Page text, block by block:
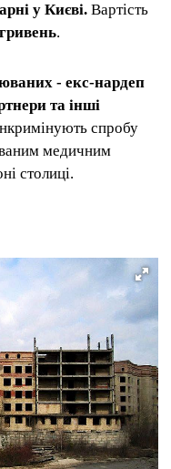
у Києві. Вартість
.
- екс-нардеп
та інші
спробу
медичним
столиці.